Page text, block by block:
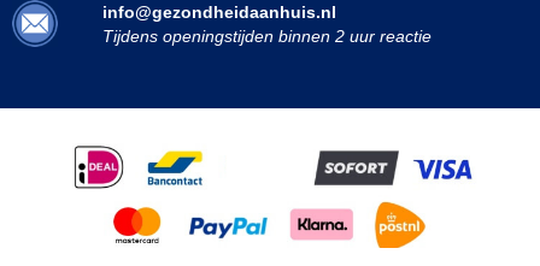
info@gezondheidaanhuis.nl
Tijdens openingstijden binnen 2 uur reactie